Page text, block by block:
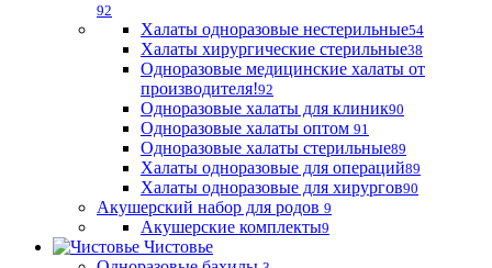
92
Халаты одноразовые нестерильные54
Халаты хирургические стерильные38
Одноразовые медицинские халаты от
производителя!92
Одноразовые халаты для клиник90
Одноразовые халаты оптом 91
Одноразовые халаты стерильные89
Халаты одноразовые для операций89
Халаты одноразовые для хирургов90
Акушерский набор для родов 9
Акушерские комплекты9
Чистовье